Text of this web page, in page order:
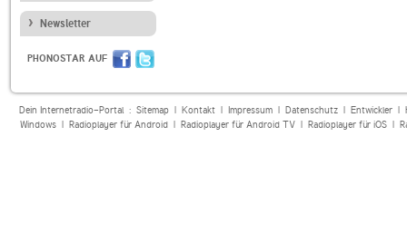
Newsletter
PHONOSTAR AUF
Dein Internetradio-Portal : Sitemap| Kontakt| Impressum| Datenschutz| Entwickler|
Windows| Radioplayer für Android| Radioplayer für Android TV| Radioplayer für iOS|